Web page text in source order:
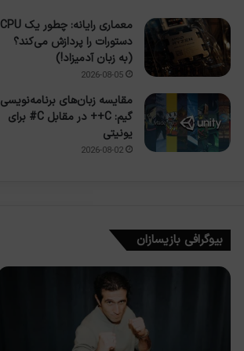
معماری رایانه: چطور یک CPU
دستورات را پردازش می‌کند؟
(به زبان آدمیزاد!)
2026-08-05
مقایسه زبان‌های برنامه‌نویسی
گیم: C++ در مقابل C# برای
یونیتی
2026-08-02
بیوگرافی بازیسازان